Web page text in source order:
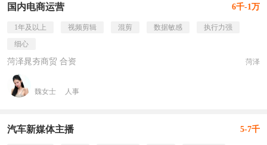
国内电商运营 6千-1万
1年及以上 视频剪辑 混剪 数据敏感
执行力强
细心
菏泽晁夯商贸 合资 菏泽
魏女士 人事
汽车新媒体主播 5-7千